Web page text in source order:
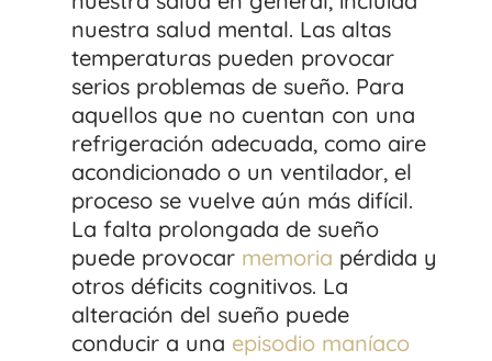
nuestra salud mental. Las altas
temperaturas pueden provocar
serios problemas de sueño. Para
aquellos que no cuentan con una
refrigeración adecuada, como aire
acondicionado o un ventilador, el
proceso se vuelve aún más difícil.
La falta prolongada de sueño
puede provocar memoria pérdida y
otros déficits cognitivos. La
alteración del sueño puede
conducir a una episodio maníaco